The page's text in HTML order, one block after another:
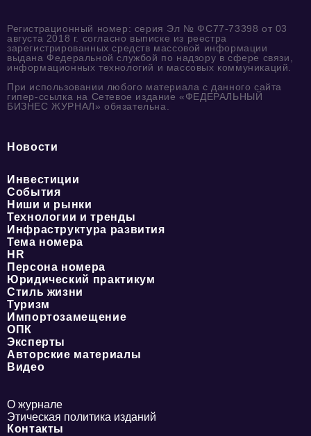
Регистрационный номер: серия Эл № ФС77-73398 от 03
августа 2018 г. согласно выписке из реестра
зарегистрированных средств массовой информации
выдана Федеральной службой по надзору в сфере связи,
информационных технологий и массовых коммуникаций.
При использовании любого материала с данного сайта
гипер-ссылка на Сетевое издание «ФЕДЕРАЛЬНЫЙ
БИЗНЕС ЖУРНАЛ» обязательна.
Новости
Инвестиции
События
Ниши и рынки
Технологии и тренды
Инфраструктура развития
Тема номера
HR
Персона номера
Юридический практикум
Стиль жизни
Туризм
Импортозамещение
ОПК
Эксперты
Авторские материалы
Видео
О журнале
Этическая политика изданий
Контакты